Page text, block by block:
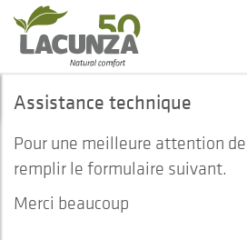
Assistance technique
Pour une meilleure attention
remplir le formulaire suivant.
Merci beaucoup